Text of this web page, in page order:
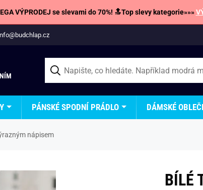
VÝPRODEJ se slevami do 70%! 🔝Top slevy kategorie»»»
PÁNSKÉ SPODNÍ PRÁDLO DÁMSKÉ
nápisem
BÍLÉ